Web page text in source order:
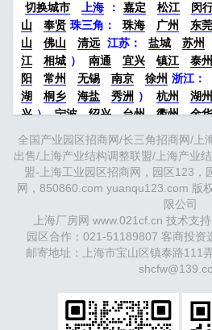
切换城市 上海 ： 嘉定 松江 闵
山
奉贤 珠三角： 珠海 广州 东莞
山
佛山 清远 江苏 ： 盐城 苏州
江
相城 ） 南通 宜兴 镇江 泰州
阳
常州 无锡 南京 徐州 浙江：
湖
桐乡 海盐 秀洲 ） 杭州 湖州
兴 ） 宁波 绍兴 台州 衢州 金华
滁州 马鞍山 六安 淮南 宣城
阳
新密 武汉 宜昌 襄阳 重庆
湘潭
西安 京津冀鲁： 北京 天津
厂
永清 三河 霸州 ） 保定 （ 涿
石家庄
威海
烟台 青岛 福建： 福州 漳
明
南宁 华北： 沈阳 大连 海外园
柬埔寨
马来西亚 新加坡 墨西哥
华夏幸福 联东U
咨询热线： 400-0123-021
全国产业园区招商网/长三角招商网/上
出售/上海产业结构调整联盟/上海产业
盟-上海工业园区招商网，园区123，
网，850860.com yuanqu123.com 版
限公司
上海厂房网 www.021cf.cn 技术支持
园区合作：021-51189807 客商投资
邮寄地址：上海市宝山区镇泰路111